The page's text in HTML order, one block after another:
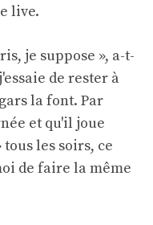
live.
je suppose », a-t-
de rester à
la font. Par
et qu'il joue
les soirs, ce
de faire la même